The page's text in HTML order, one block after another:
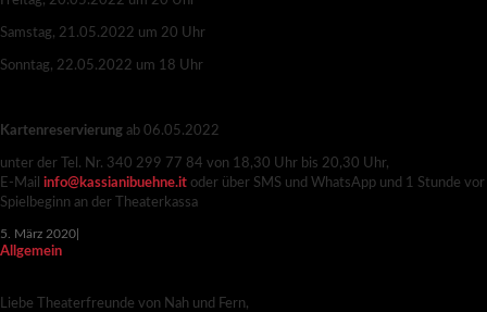
Samstag, 21.05.2022 um 20 Uhr
Sonntag, 22.05.2022 um 18 Uhr
Kartenreservierung ab 06.05.2022
unter der Tel. Nr. 340 299 77 84 von 18,30 Uhr bis 20,30 Uhr,
E-Mail info@kassianibuehne.it oder über SMS und WhatsApp und 1 Stunde vor
Spielbeginn an der Theaterkassa
5. März 2020
Allgemein
Liebe Theaterfreunde von Nah und Fern,